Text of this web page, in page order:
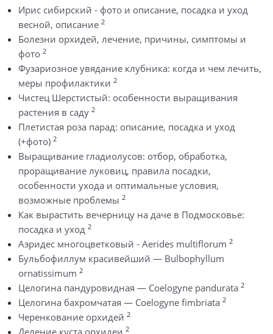
Ирис сибирский - фото и описание, посадка и уход
весной, описание 2
Болезни орхидей, лечение, причины, симптомы и
фото 2
Фузариозное увядание клубника: когда и чем лечить,
меры профилактики 2
Чистец Шерстистый: особенности выращивания
растения в саду 2
Плетистая роза парад: описание, посадка и уход
(+фото) 2
Выращивание гладиолусов: отбор, обработка,
проращивание луковиц, правила посадки,
особенности ухода и оптимальные условия,
возможные проблемы 2
Как вырастить вечерницу на даче в Подмосковье:
посадка и уход 2
Аэридес многоцветковый - Aerides multiflorum 2
Бульбофиллум красивейший — Bulbophyllum
ornatissimum 2
Целогина пандуровидная — Coelogyne pandurata 2
Целогина бахромчатая — Coelogyne fimbriata 2
Черенкование орхидей 2
Деление куста орхидеи 2